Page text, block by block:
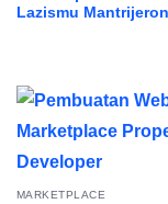
Lazismu Mantrijeron
MARKETPLACE